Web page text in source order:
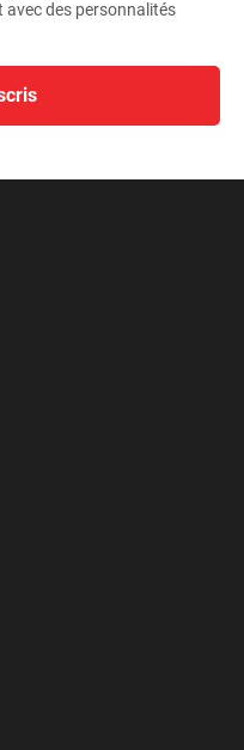
des personnalités